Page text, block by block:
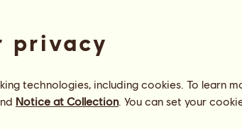
Gjenstander Dato Pris
privacy
technologies, including cookies. To learn
Notice at Collection. You can set your